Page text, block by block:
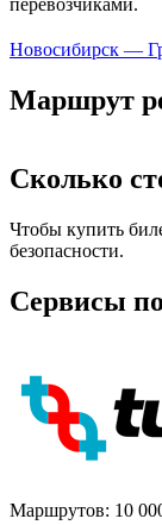
Новосибирск —
Маршрут
Сколько
Чтобы купить
безопасности.
Сервисы
Маршрутов: 10